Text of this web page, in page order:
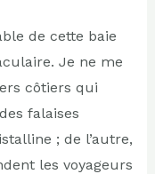
de cette baie
Je ne me
côtiers qui
falaises
; de l’autre,
les voyageurs